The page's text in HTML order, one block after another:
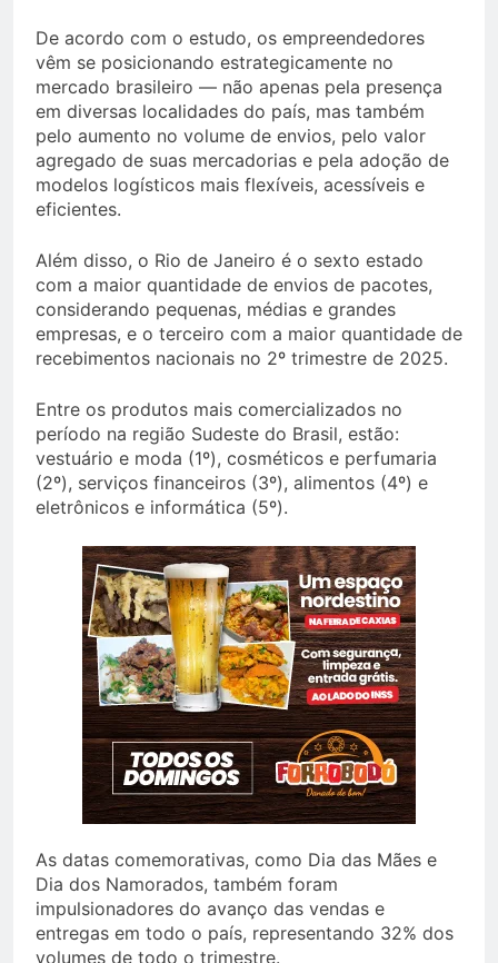
De acordo com o estudo, os empreendedores
vêm se posicionando estrategicamente no
mercado brasileiro — não apenas pela presença
em diversas localidades do país, mas também
pelo aumento no volume de envios, pelo valor
agregado de suas mercadorias e pela adoção de
modelos logísticos mais flexíveis, acessíveis e
eficientes.
Além disso, o Rio de Janeiro é o sexto estado
com a maior quantidade de envios de pacotes,
considerando pequenas, médias e grandes
empresas, e o terceiro com a maior quantidade de
recebimentos nacionais no 2º trimestre de 2025.
Entre os produtos mais comercializados no
período na região Sudeste do Brasil, estão:
vestuário e moda (1º), cosméticos e perfumaria
(2º), serviços financeiros (3º), alimentos (4º) e
eletrônicos e informática (5º).
As datas comemorativas, como Dia das Mães e
Dia dos Namorados, também foram
impulsionadores do avanço das vendas e
entregas em todo o país, representando 32% dos
volumes de todo o trimestre.